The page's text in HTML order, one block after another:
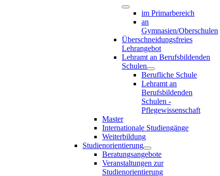
im Primarbereich
an
Gymnasien/Oberschulen
Überschneidungsfreies
Lehrangebot
Lehramt an Berufsbildenden
Schulen
Berufliche Schule
Lehramt an
Berufsbildenden
Schulen -
Pflegewissenschaft
Master
Internationale Studiengänge
Weiterbildung
Studienorientierung
Beratungsangebote
Veranstaltungen zur
Studienorientierung